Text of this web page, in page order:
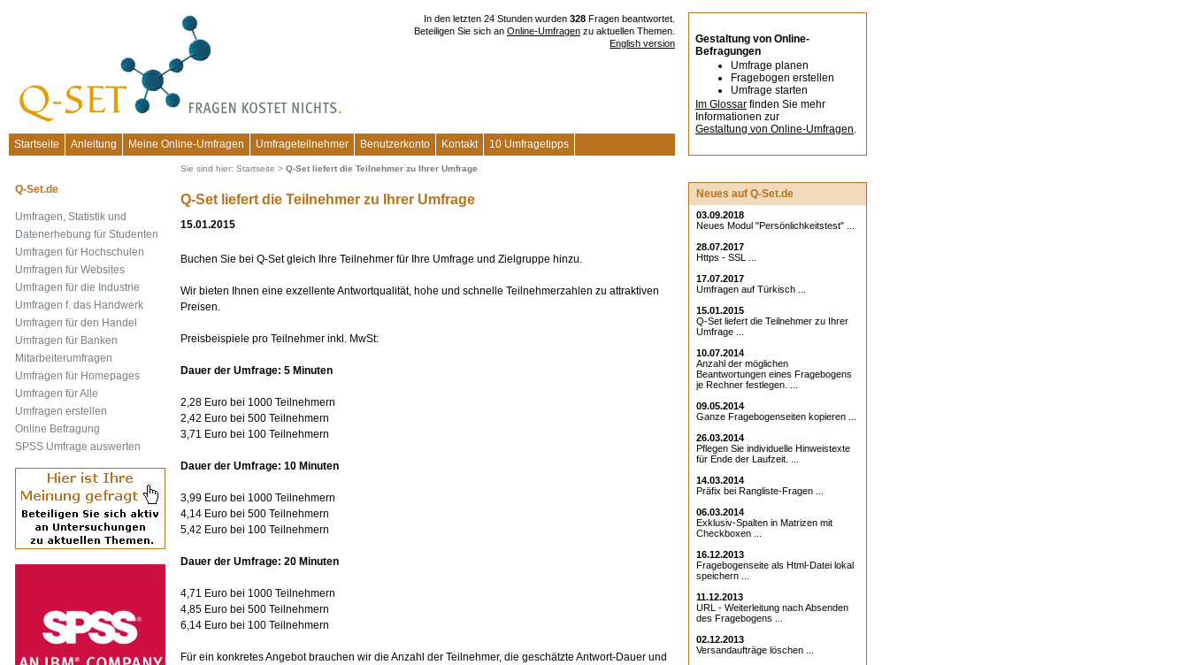
In den letzten 24 Stunden wurden 328 Fragen beantwortet.
Beteiligen Sie sich an Online-Umfragen zu aktuellen Themen.
English version
Gestaltung von Online-
Befragungen
Umfrage planen
Fragebogen erstellen
Umfrage starten
Im Glossar finden Sie mehr
Informationen zur
Gestaltung von Online-Umfragen.
Startseite
Anleitung Meine Online-Umfragen Umfrageteilnehmer Benutzerkonto Kontakt 10 Umfragetipps
Sie sind hier: Startseite > Q-Set liefert die Teilnehmer zu Ihrer Umfrage
Q-Set liefert die Teilnehmer zu Ihrer Umfrage
15.01.2015
Buchen Sie bei Q-Set gleich Ihre Teilnehmer für Ihre Umfrage und Zielgruppe hinzu.
Wir bieten Ihnen eine exzellente Antwortqualität, hohe und schnelle Teilnehmerzahlen zu attraktiven
Preisen.
Preisbeispiele pro Teilnehmer inkl. MwSt:
Dauer der Umfrage: 5 Minuten
2,28 Euro bei 1000 Teilnehmern
2,42 Euro bei 500 Teilnehmern
3,71 Euro bei 100 Teilnehmern
Dauer der Umfrage: 10 Minuten
3,99 Euro bei 1000 Teilnehmern
4,14 Euro bei 500 Teilnehmern
5,42 Euro bei 100 Teilnehmern
Dauer der Umfrage: 20 Minuten
4,71 Euro bei 1000 Teilnehmern
4,85 Euro bei 500 Teilnehmern
6,14 Euro bei 100 Teilnehmern
Für ein konkretes Angebot brauchen wir die Anzahl der Teilnehmer, die geschätzte Antwort-Dauer und
Neues auf Q-Set.de
03.09.2018
Neues Modul "Persönlichkeitstest" ...
28.07.2017
Https - SSL ...
17.07.2017
Umfragen auf Türkisch ...
15.01.2015
Q-Set liefert die Teilnehmer zu Ihrer
Umfrage ...
10.07.2014
Anzahl der möglichen
Beantwortungen eines Fragebogens
je Rechner festlegen. ...
09.05.2014
Ganze Fragebogenseiten kopieren ...
26.03.2014
Pflegen Sie individuelle Hinweistexte
für Ende der Laufzeit. ...
14.03.2014
Präfix bei Rangliste-Fragen ...
06.03.2014
Exklusiv-Spalten in Matrizen mit
Checkboxen ...
16.12.2013
Fragebogenseite als Html-Datei lokal
speichern ...
11.12.2013
URL - Weiterleitung nach Absenden
des Fragebogens ...
02.12.2013
Versandaufträge löschen ...
Q-Set.de
Umfragen, Statistik und
Datenerhebung für Studenten
Umfragen für Hochschulen
Umfragen für Websites
Umfragen für die Industrie
Umfragen f. das Handwerk
Umfragen für den Handel
Umfragen für Banken
Mitarbeiterumfragen
Umfragen für Homepages
Umfragen für Alle
Umfragen erstellen
Online Befragung
SPSS Umfrage auswerten